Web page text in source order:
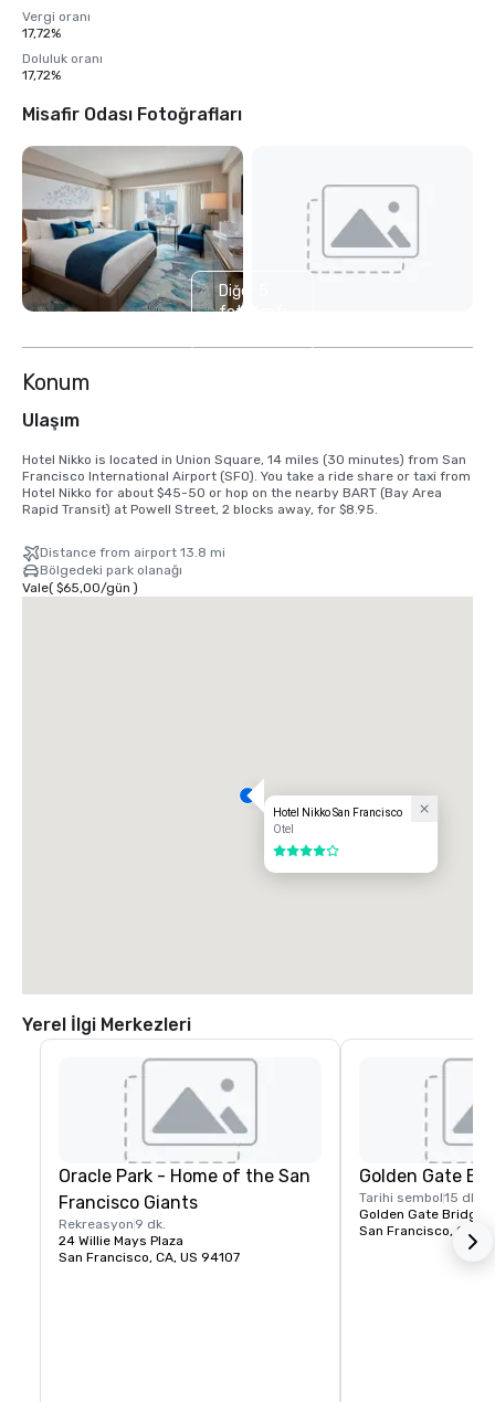
Vergi oranı
17,72%
Doluluk oranı
17,72%
Misafir Odası Fotoğrafları
Diğer 5
fotoğrafı
Konum
Ulaşım
Hotel Nikko is located in Union Square, 14 miles (30 minutes) from San
Francisco International Airport (SFO). You take a ride share or taxi from
Hotel Nikko for about $45-50 or hop on the nearby BART (Bay Area
Rapid Transit) at Powell Street, 2 blocks away, for $8.95.
Distance from airport 13.8 mi
Bölgedeki park olanağı
Vale( $65,00/gün )
Hotel Nikko San Francisco
Otel
4 / 5
Yerel İlgi Merkezleri
Oracle Park - Home of the San
Francisco Giants
Rekreasyon 9 dk.
24 Willie Mays Plaza
San Francisco, CA, US 94107
Golden Gate
Tarihi sembol15 dk.
Golden Gate Bridge
San Francisco, CA,